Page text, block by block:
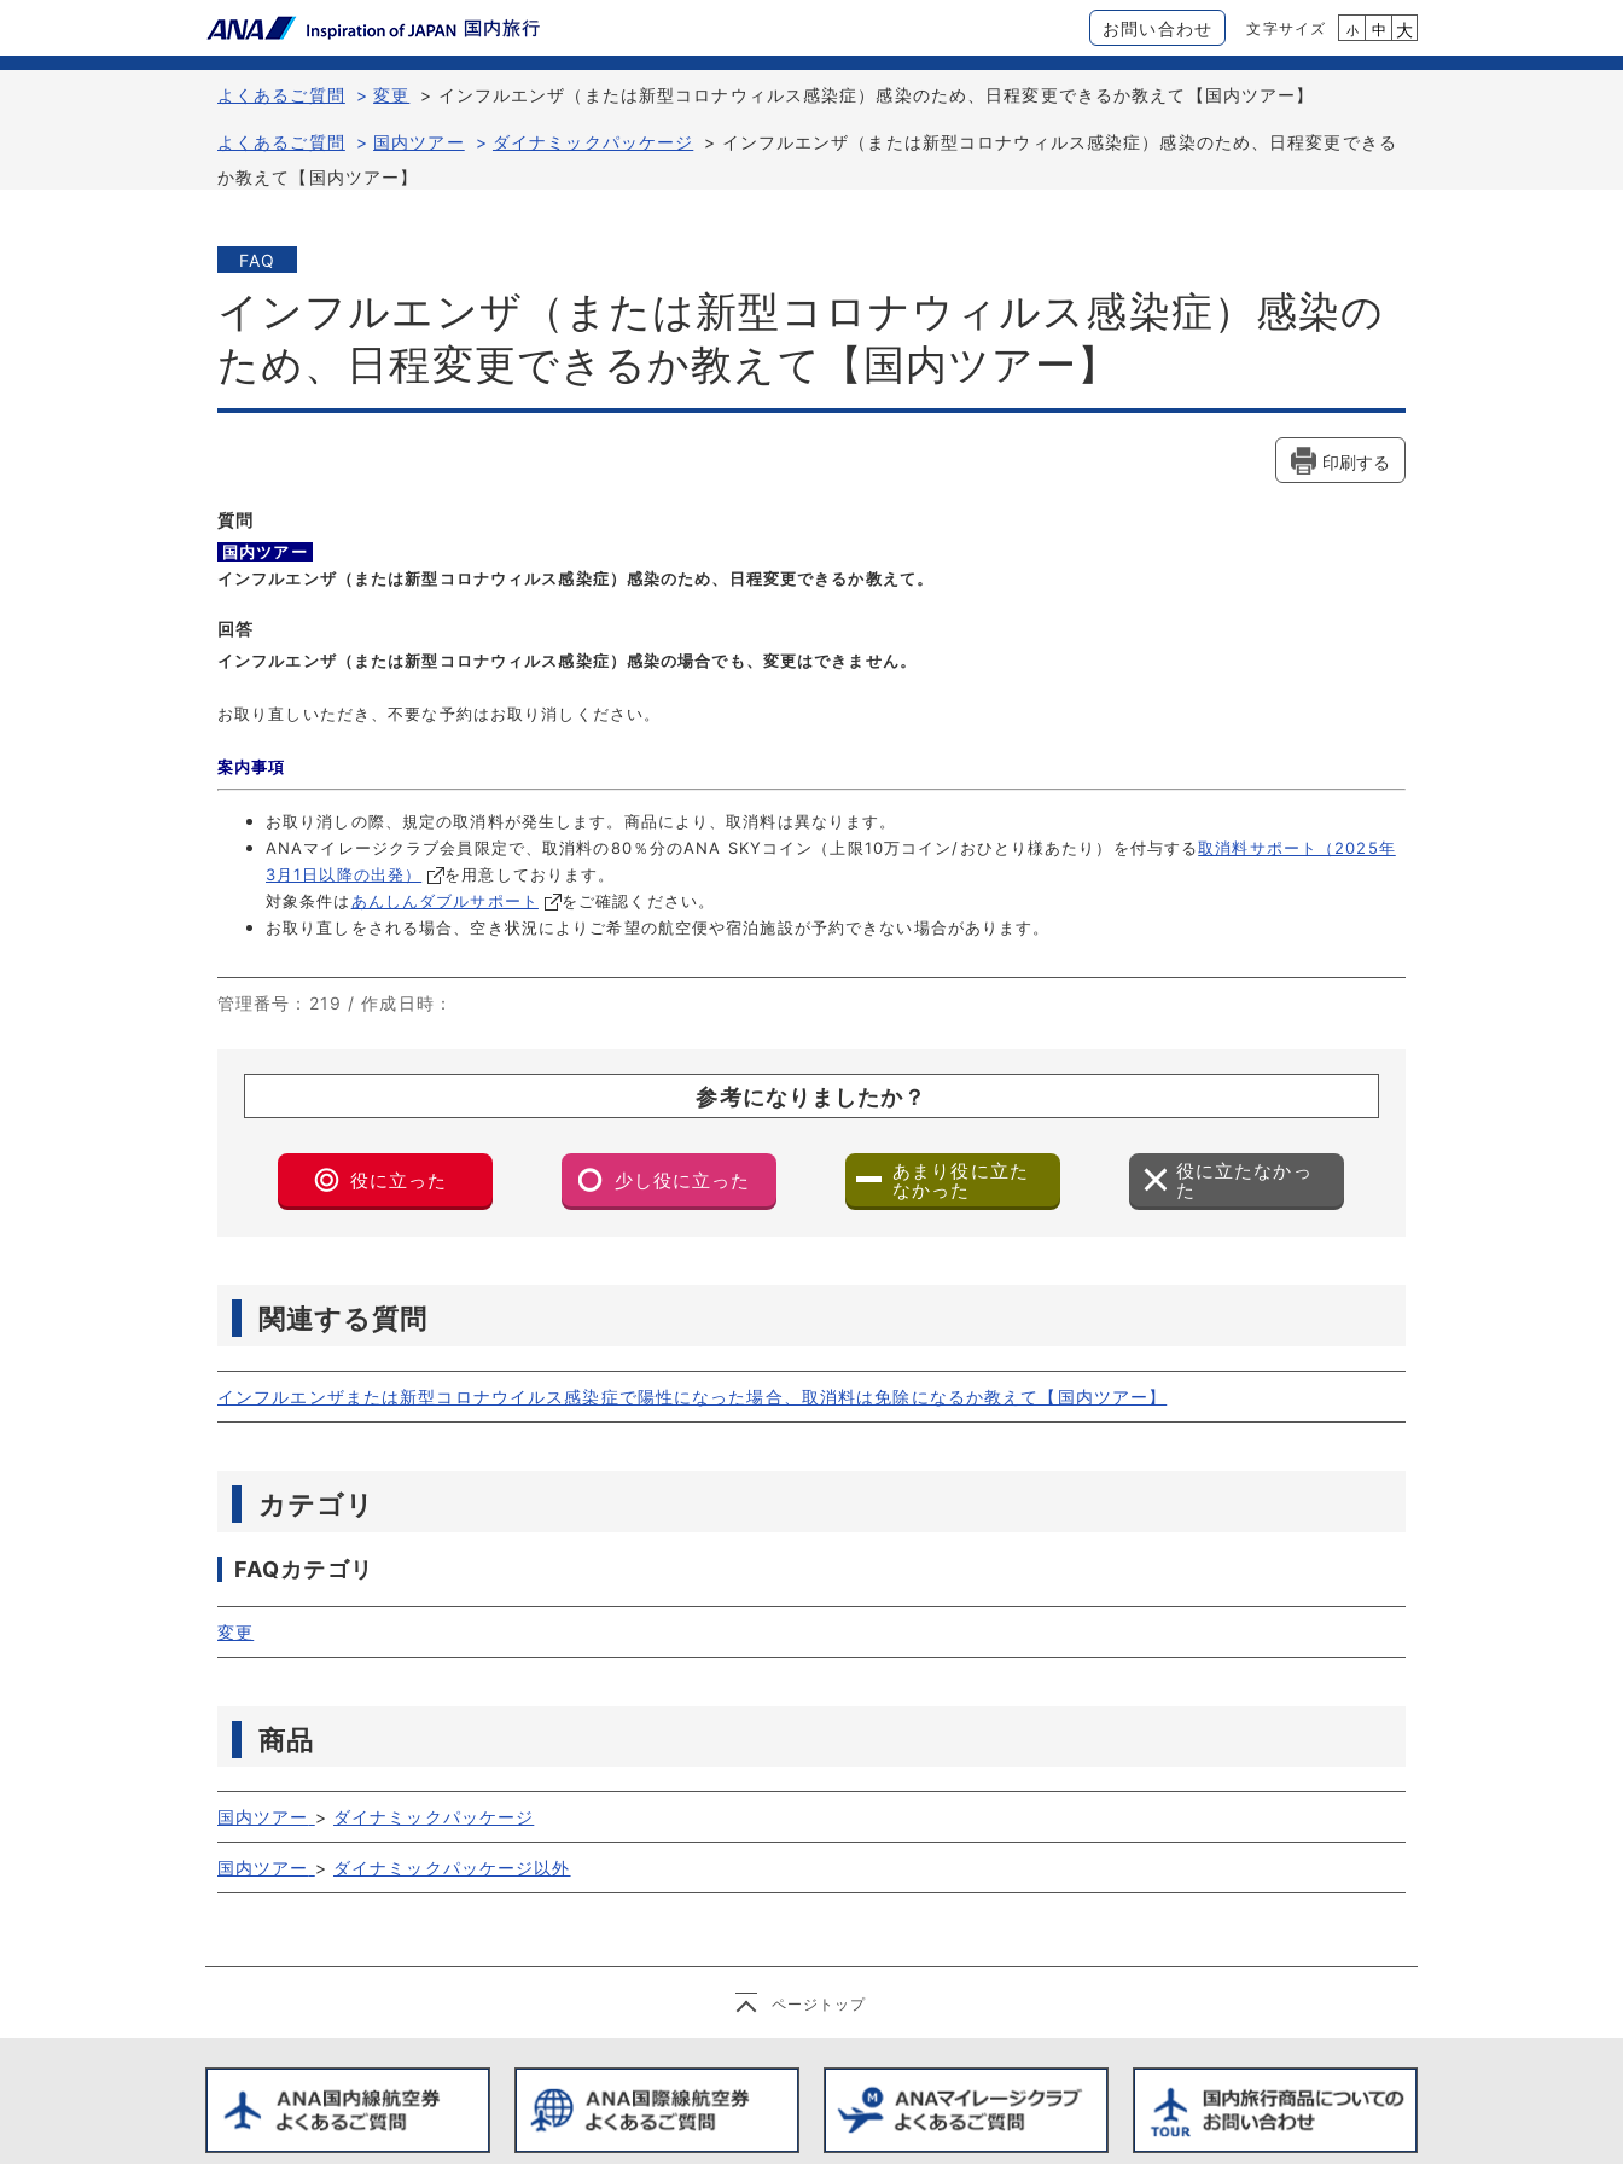
お問い合わせ 文字サイズ 小 中 大
よくあるご質問 > 変更 > インフルエンザ（または新型コロナウィルス感染症）感染のため、日程変更できるか教えて【国内ツアー】
よくあるご質問 > 国内ツアー > ダイナミックパッケージ > インフルエンザ（または新型コロナウィルス感染症）感染のため、日程変更できる
か教えて【国内ツアー】
FAQ
インフルエンザ（または新型コロナウィルス感染症）感染の
ため、日程変更できるか教えて【国内ツアー】
印刷する
質問
国内ツアー
インフルエンザ（または新型コロナウィルス感染症）感染のため、日程変更できるか教えて。
回答
インフルエンザ（または新型コロナウィルス感染症）感染の場合でも、変更はできません。
お取り直しいただき、不要な予約はお取り消しください。
案内事項
お取り消しの際、規定の取消料が発生します。商品により、取消料は異なります。
ANAマイレージクラブ会員限定で、取消料の80％分のANA SKYコイン（上限10万コイン/おひとり様あたり）を付与する取消料サポート（2025年
3月1日以降の出発）
を用意しております。
対象条件はあんしんダブルサポート
をご確認ください。
お取り直しをされる場合、空き状況によりご希望の航空便や宿泊施設が予約できない場合があります。
管理番号 ：219 /作成日時 ：
参考になりましたか？
役に立った 少し役に立った
あまり役に立た
なかった
役に立たなかっ
た
関連する質問
インフルエンザまたは新型コロナウイルス感染症で陽性になった場合、取消料は免除になるか教えて【国内ツアー】
カテゴリ
FAQカテゴリ
変更
商品
国内ツアー > ダイナミックパッケージ
国内ツアー > ダイナミックパッケージ以外
ページトップ